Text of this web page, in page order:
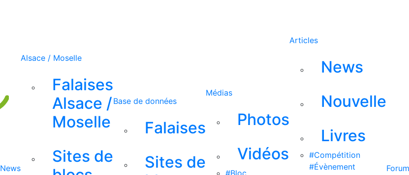
News
Alsace / Moselle
Falaises
Alsace /
Moselle
Sites de
Base de données
Falaises
Sites de
Médias
Photos
Vidéos
#Bloc
Articles
News
Nouvelle
Livres
#Compétition
#Évènement
Forum